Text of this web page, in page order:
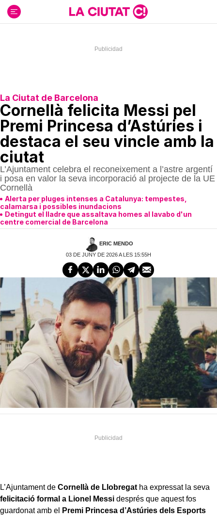
contenido
La Ciutat de Barcelona
Cornellà felicita Messi pel
Premi Princesa d’Astúries i
destaca el seu vincle amb la
ciutat
L’Ajuntament celebra el reconeixement a l’astre argentí
i posa en valor la seva incorporació al projecte de la UE
Cornellà
Alerta per pluges intenses a Catalunya: tempestes,
calamarsa i possibles inundacions
Detingut el lladre que assaltava homes al lavabo d'un
centre comercial de Barcelona
ERIC MENDO
03 DE JUNY DE 2026 A LES 15:55H
L’Ajuntament de Cornellà de Llobregat ha expressat la seva
felicitació formal a Lionel Messi després que aquest fos
guardonat amb el
Premi Princesa d’Astúries dels Esports